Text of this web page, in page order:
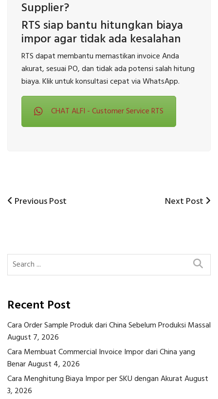
Supplier?
RTS siap bantu hitungkan biaya
impor agar tidak ada kesalahan
RTS dapat membantu memastikan invoice Anda
akurat, sesuai PO, dan tidak ada potensi salah hitung
biaya. Klik untuk konsultasi cepat via WhatsApp.
CHAT ALFI - Customer Service RTS
Post
Previous
Previous Post
Next
Next Post
Recent Post
Cara Order Sample Produk dari China Sebelum Produksi Massal
August 7, 2026
Cara Membuat Commercial Invoice Impor dari China yang
BenarAugust 4, 2026
Cara Menghitung Biaya Impor per SKU dengan AkuratAugust
3, 2026